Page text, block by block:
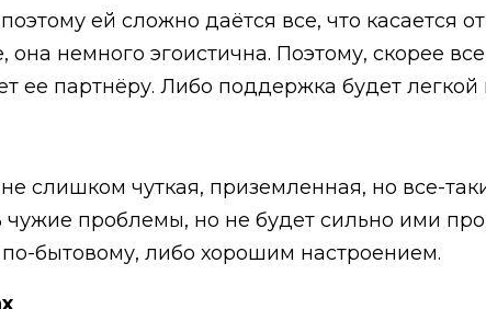
ей сложно даётся все, что касается
она немного эгоистична. Поэтому, скорее
ее партнёру. Либо поддержка будет легкой
слишком чуткая, приземленная, но все-
чужие проблемы, но не будет сильно ими
бытовому, либо хорошим настроением.